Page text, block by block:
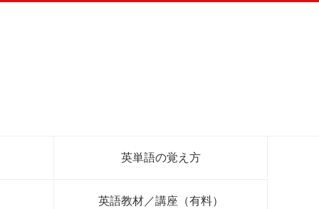
英単語の覚え方
英語教材／講座（有料）